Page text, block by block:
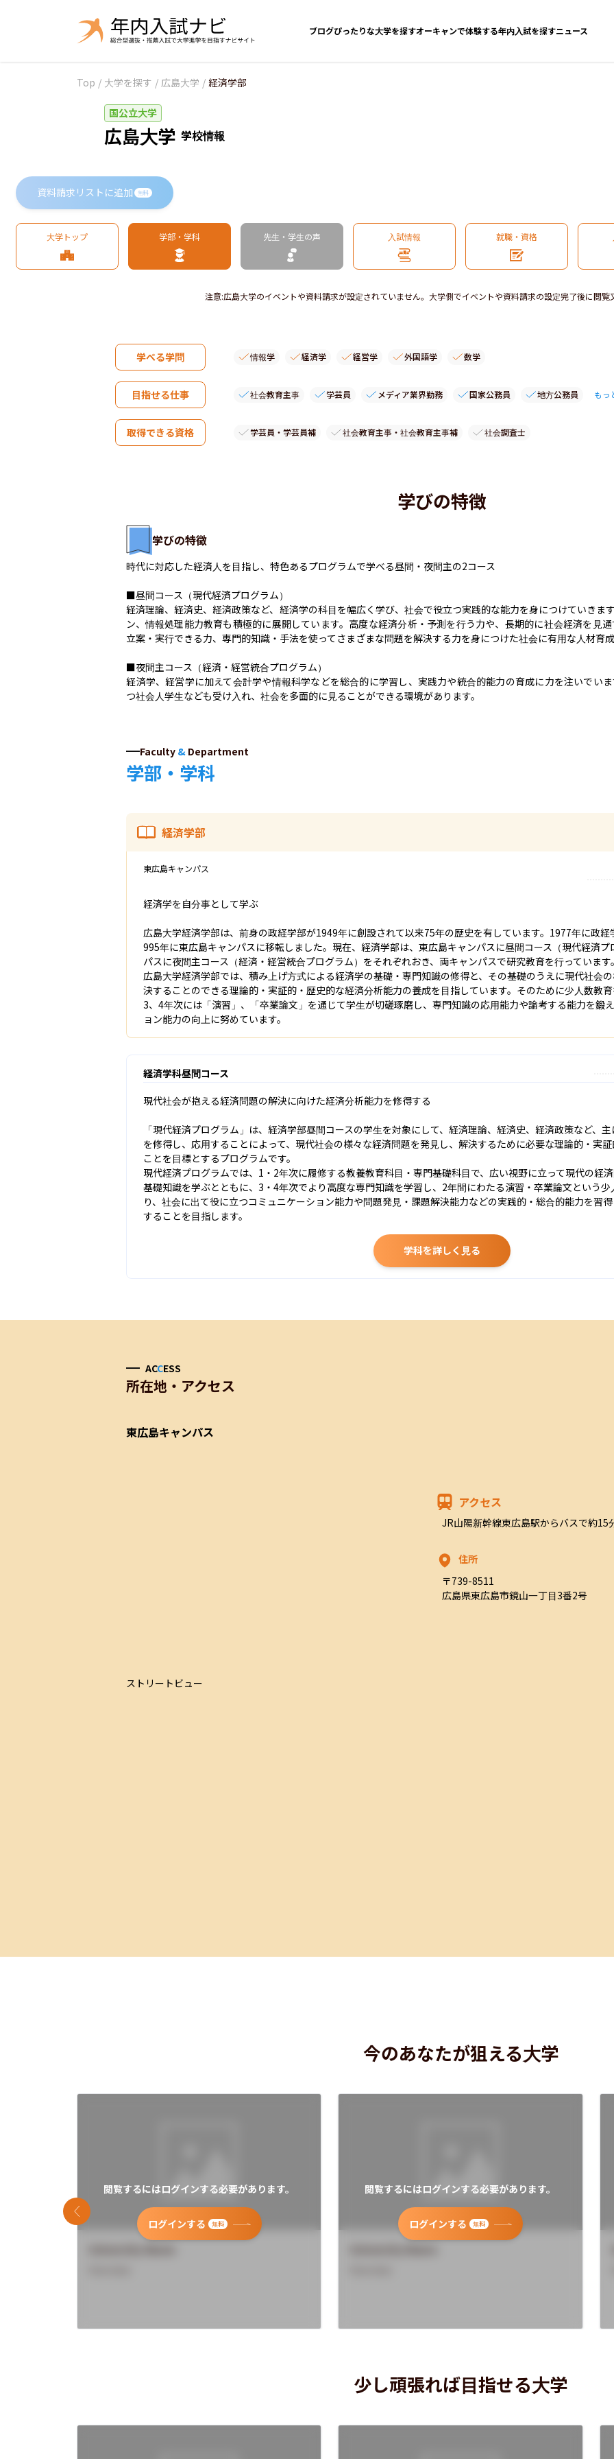
ブログぴったりな大学を探すオーキャンで体験する年内入試を探すニュース
Top / 大学を探す / 広島大学 / 経済学部
国公立大学
広島大学 学校情報
資料請求リストに追加 無料
大学トップ 学部・学科 先生・学生の声 入試情報 就職・資格
注意:広島大学のイベントや資料請求が設定されていません。大学側でイベントや資料請求の設定完了後に閲覧
学べる学問 情報学 経済学 経営学 外国語学 数学
目指せる仕事 社会教育主事 学芸員 メディア業界勤務 国家公務員 地方公務員 もっ
取得できる資格 学芸員・学芸員補 社会教育主事・社会教育主事補 社会調査士
学びの特徴
学びの特徴
時代に対応した経済人を目指し、特色あるプログラムで学べる昼間・夜間主の2コース
■昼間コース（現代経済プログラム）
経済理論、経済史、経済政策など、経済学の科目を幅広く学び、社会で役立つ実践的な能力を身につけていきま
ン、情報処理能力教育も積極的に展開しています。高度な経済分析・予測を行う力や、長期的に社会経済を見
立案・実行できる力、専門的知識・手法を使ってさまざまな問題を解決する力を身につけた社会に有用な人材育
■夜間主コース（経済・経営統合プログラム）
経済学、経営学に加えて会計学や情報科学などを総合的に学習し、実践力や統合的能力の育成に力を注いでい
つ社会人学生なども受け入れ、社会を多面的に見ることができる環境があります。
Faculty & Department
学部・学科
経済学部
東広島キャンパス
経済学を自分事として学ぶ
広島大学経済学部は、前身の政経学部が1949年に創設されて以来75年の歴史を有しています。1977年に政
995年に東広島キャンパスに移転しました。現在、経済学部は、東広島キャンパスに昼間コース（現代経済
パスに夜間主コース（経済・経営統合プログラム）をそれぞれおき、両キャンパスで研究教育を行っています
広島大学経済学部では、積み上げ方式による経済学の基礎・専門知識の修得と、その基礎のうえに現代社会
決することのできる理論的・実証的・歴史的な経済分析能力の養成を目指しています。そのために少人数教
3、4年次には「演習」、「卒業論文」を通じて学生が切磋琢磨し、専門知識の応用能力や論考する能力を鍛
ョン能力の向上に努めています。
経済学科昼間コース
現代社会が抱える経済問題の解決に向けた経済分析能力を修得する
「現代経済プログラム」は、経済学部昼間コースの学生を対象にして、経済理論、経済史、経済政策など、
を修得し、応用することによって、現代社会の様々な経済問題を発見し、解決するために必要な理論的・実
ことを目標とするプログラムです。
現代経済プログラムでは、1・2年次に履修する教養教育科目・専門基礎科目で、広い視野に立って現代の経
基礎知識を学ぶとともに、3・4年次でより高度な専門知識を学習し、2年間にわたる演習・卒業論文という
り、社会に出て役に立つコミュニケーション能力や問題発見・課題解決能力などの実践的・総合的能力を習
することを目指します。
学科を詳しく見る
ACCESS
所在地・アクセス
東広島キャンパス
アクセス
JR山陽新幹線東広島駅からバスで約15
住所
〒739-8511
広島県東広島市鏡山一丁目3番2号
ストリートビュー
今のあなたが狙える大学
閲覧するにはログインする必要があります。
ログインする 無料
閲覧するにはログインする必要があります。
ログインする 無料
前のスライド
少し頑張れば目指せる大学